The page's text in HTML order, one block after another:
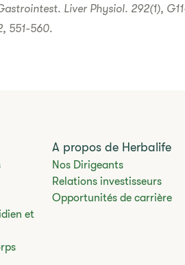
Liver Physiol. 292(1),
551-560.
et
A propos de Herbalife
Nos Dirigeants
Relations investisseurs
Opportunités de carrière